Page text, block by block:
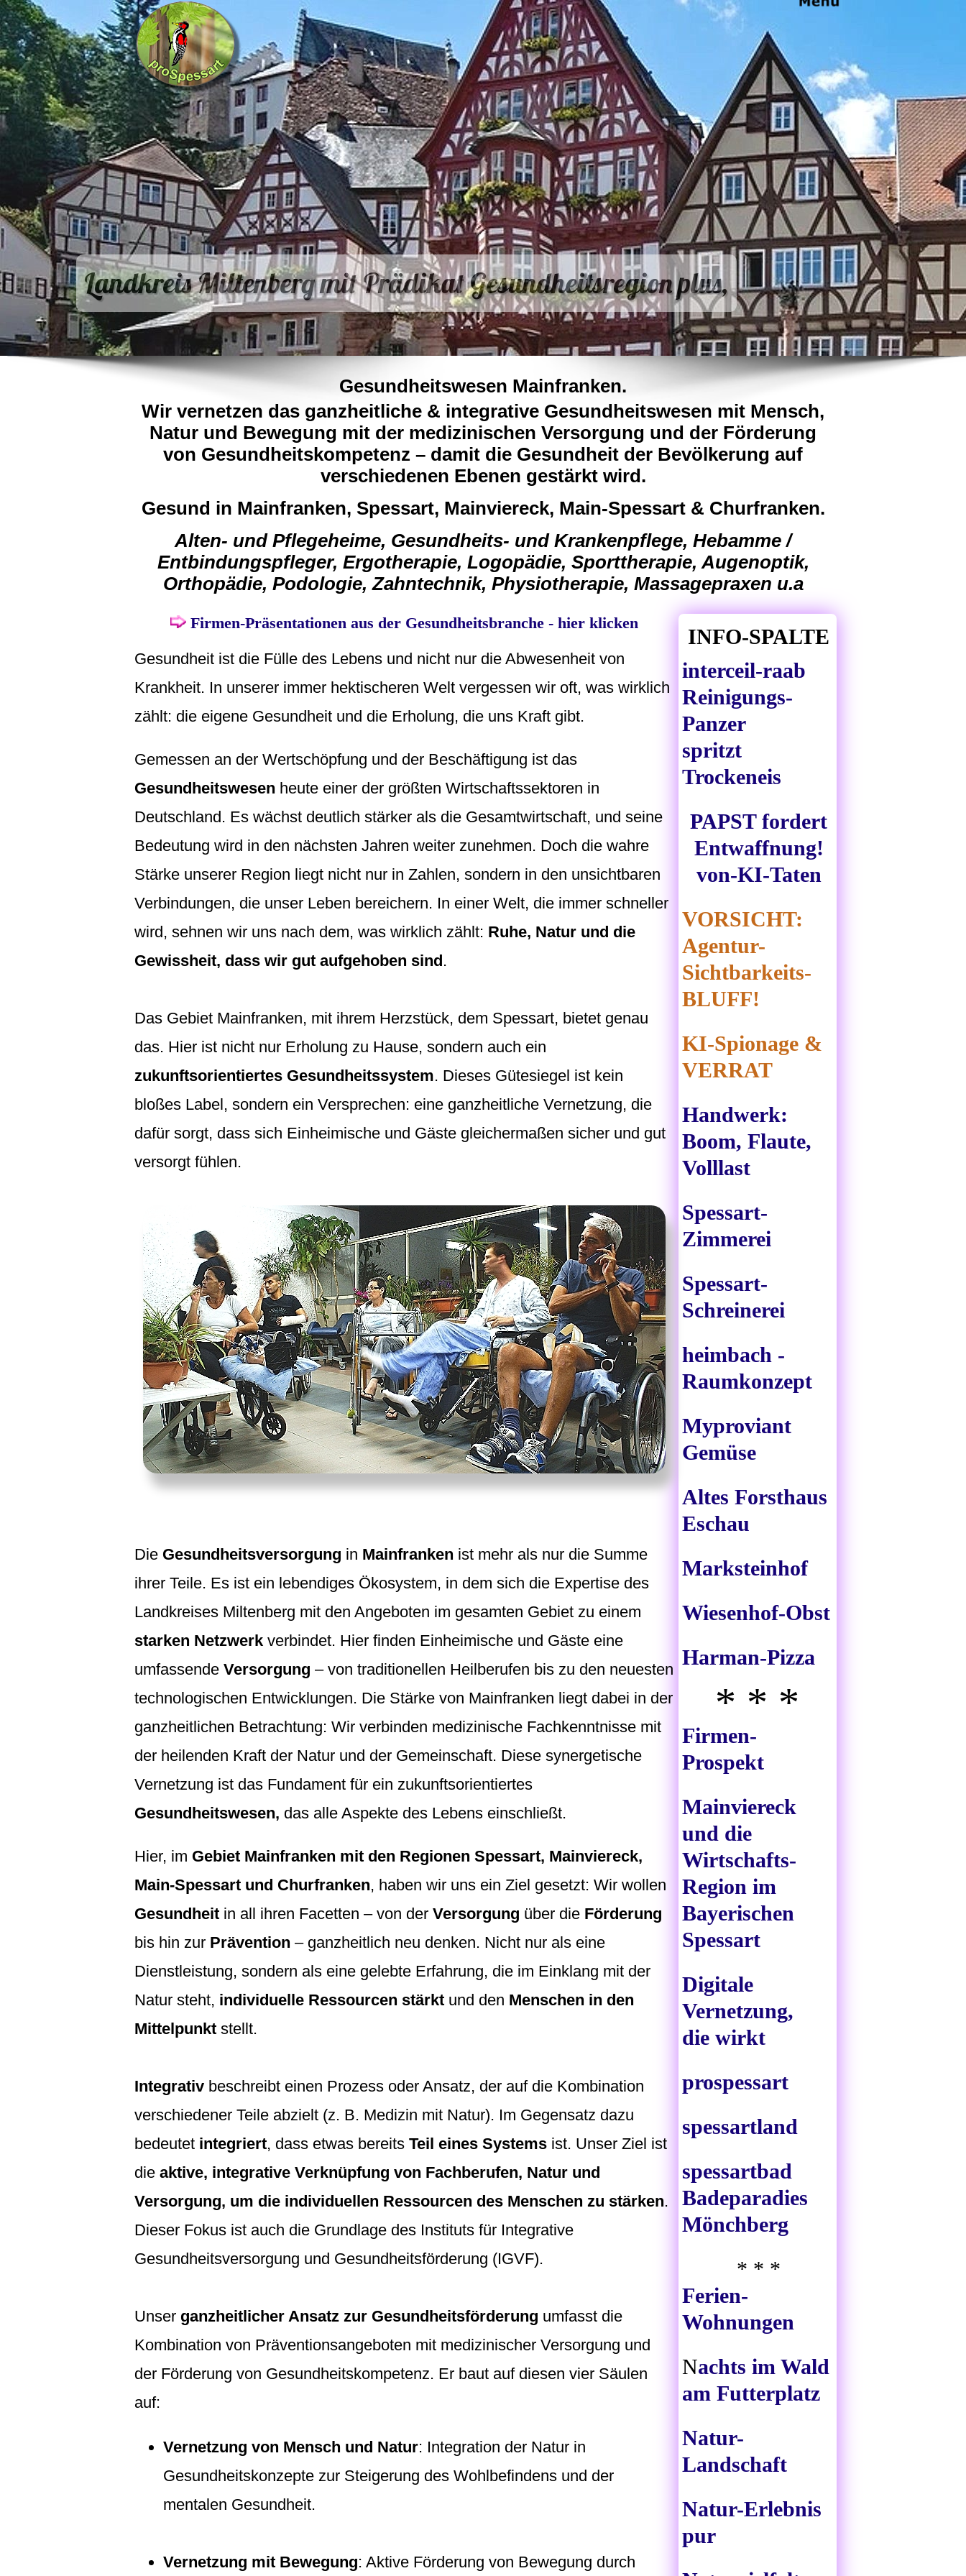
Landkreis Miltenberg mit Prädikat Gesundheitsregion plus,
Gesundheitswesen Mainfranken.
Wir vernetzen das ganzheitliche & integrative Gesundheitswesen mit Mensch,
Natur und Bewegung mit der medizinischen Versorgung und der Förderung
von Gesundheitskompetenz – damit die Gesundheit der Bevölkerung auf
verschiedenen Ebenen gestärkt wird.
Gesund in Mainfranken, Spessart, Mainviereck, Main-Spessart & Churfranken.
Alten- und Pflegeheime, Gesundheits- und Krankenpflege, Hebamme /
Entbindungspfleger, Ergotherapie, Logopädie, Sporttherapie, Augenoptik,
Orthopädie, Podologie, Zahntechnik, Physiotherapie, Massagepraxen u.a
Firmen-Präsentationen aus der Gesundheitsbranche - hier klicken
Gesundheit ist die Fülle des Lebens und nicht nur die Abwesenheit von
Krankheit. In unserer immer hektischeren Welt vergessen wir oft, was wirklich
zählt: die eigene Gesundheit und die Erholung, die uns Kraft gibt.
Gemessen an der Wertschöpfung und der Beschäftigung ist das
Gesundheitswesen heute einer der größten Wirtschaftssektoren in
Deutschland. Es wächst deutlich stärker als die Gesamtwirtschaft, und seine
Bedeutung wird in den nächsten Jahren weiter zunehmen. Doch die wahre
Stärke unserer Region liegt nicht nur in Zahlen, sondern in den unsichtbaren
Verbindungen, die unser Leben bereichern. In einer Welt, die immer schneller
wird, sehnen wir uns nach dem, was wirklich zählt: Ruhe, Natur und die
Gewissheit, dass wir gut aufgehoben sind.
Das Gebiet Mainfranken, mit ihrem Herzstück, dem Spessart, bietet genau
das. Hier ist nicht nur Erholung zu Hause, sondern auch ein
zukunftsorientiertes Gesundheitssystem. Dieses Gütesiegel ist kein
bloßes Label, sondern ein Versprechen: eine ganzheitliche Vernetzung, die
dafür sorgt, dass sich Einheimische und Gäste gleichermaßen sicher und gut
versorgt fühlen.
Die Gesundheitsversorgung in Mainfranken ist mehr als nur die Summe
ihrer Teile. Es ist ein lebendiges Ökosystem, in dem sich die Expertise des
Landkreises Miltenberg mit den Angeboten im gesamten Gebiet zu einem
starken Netzwerk verbindet. Hier finden Einheimische und Gäste eine
umfassende Versorgung – von traditionellen Heilberufen bis zu den neuesten
technologischen Entwicklungen. Die Stärke von Mainfranken liegt dabei in der
ganzheitlichen Betrachtung: Wir verbinden medizinische Fachkenntnisse mit
der heilenden Kraft der Natur und der Gemeinschaft. Diese synergetische
Vernetzung ist das Fundament für ein zukunftsorientiertes
Gesundheitswesen, das alle Aspekte des Lebens einschließt.
Hier, im Gebiet Mainfranken mit den Regionen Spessart, Mainviereck,
Main-Spessart und Churfranken, haben wir uns ein Ziel gesetzt: Wir wollen
Gesundheit in all ihren Facetten – von der Versorgung über die Förderung
bis hin zur Prävention – ganzheitlich neu denken. Nicht nur als eine
Dienstleistung, sondern als eine gelebte Erfahrung, die im Einklang mit der
Natur steht, individuelle Ressourcen stärkt und den Menschen in den
Mittelpunkt stellt.
Integrativ beschreibt einen Prozess oder Ansatz, der auf die Kombination
verschiedener Teile abzielt (z. B. Medizin mit Natur). Im Gegensatz dazu
bedeutet integriert, dass etwas bereits Teil eines Systems ist. Unser Ziel ist
die aktive, integrative Verknüpfung von Fachberufen, Natur und
Versorgung, um die individuellen Ressourcen des Menschen zu stärken.
Dieser Fokus ist auch die Grundlage des Instituts für Integrative
Gesundheitsversorgung und Gesundheitsförderung (IGVF).
Unser ganzheitlicher Ansatz zur Gesundheitsförderung umfasst die
Kombination von Präventionsangeboten mit medizinischer Versorgung und
der Förderung von Gesundheitskompetenz. Er baut auf diesen vier Säulen
auf:
Vernetzung von Mensch und Natur: Integration der Natur in
Gesundheitskonzepte zur Steigerung des Wohlbefindens und der
mentalen Gesundheit.
Vernetzung mit Bewegung: Aktive Förderung von Bewegung durch
INFO-SPALTE
interceil-raab
Reinigungs-
Panzer
spritzt
Trockeneis
PAPST fordert
Entwaffnung!
von-KI-Taten
VORSICHT:
Agentur-
Sichtbarkeits-
BLUFF!
KI-Spionage &
VERRAT
Handwerk:
Boom, Flaute,
Volllast
Spessart-
Zimmerei
Spessart-
Schreinerei
heimbach -
Raumkonzept
Myproviant
Gemüse
Altes Forsthaus
Eschau
Marksteinhof
Wiesenhof-Obst
Harman-Pizza
* * *
Firmen-
Prospekt
Mainviereck
und die
Wirtschafts-
Region im
Bayerischen
Spessart
Digitale
Vernetzung,
die wirkt
prospessart
spessartland
spessartbad
Badeparadies
Mönchberg
* * *
Ferien-
Wohnungen
Nachts im Wald
am Futterplatz
Natur-
Landschaft
Natur-Erlebnis
pur